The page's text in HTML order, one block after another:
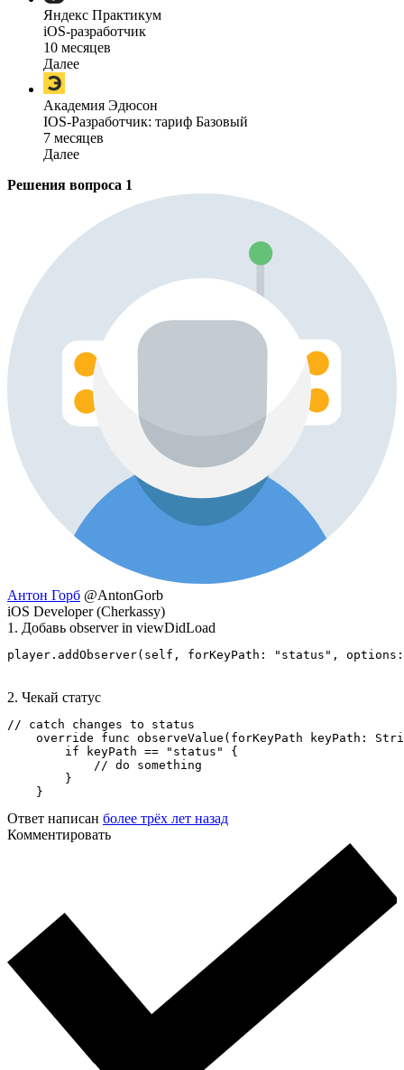
Яндекс Практикум
iOS-разработчик
10 месяцев
Далее
Академия Эдюсон
IOS-Разработчик: тариф Базовый
7 месяцев
Далее
Решения вопроса 1
Антон Горб @AntonGorb
iOS Developer (Cherkassy)
1. Добавь observer in viewDidLoad
player.addObserver(self, forKeyPath: "status",
2. Чекай статус
// catch changes to status
override func observeValue(forKeyPath keyPath:
        if keyPath == "status" {
            // do something
        }
    }
Ответ написан более трёх лет назад
Комментировать